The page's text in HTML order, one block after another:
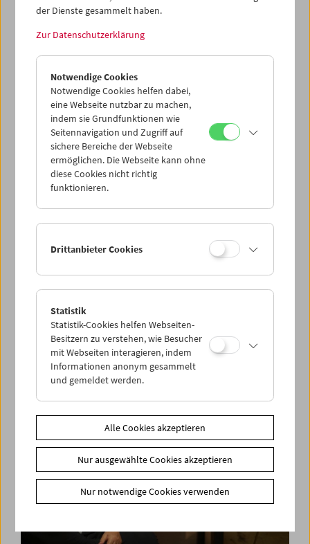
Works of Heart (1974–2022): Artist's Choice
Kino für die Kleinsten: Cinemini on Tour: Lass
uns tanzen!
der Dienste gesammelt haben.
Zur Datenschutzerklärung
Notwendige Cookies
Notwendige Cookies helfen dabei,
eine Webseite nutzbar zu machen,
indem sie Grundfunktionen wie
Seitennavigation und Zugriff auf
sichere Bereiche der Webseite
ermöglichen. Die Webseite kann ohne
diese Cookies nicht richtig
funktionieren.
Drittanbieter Cookies
Statistik
Statistik-Cookies helfen Webseiten-
Besitzern zu verstehen, wie Besucher
mit Webseiten interagieren, indem
Informationen anonym gesammelt
und gemeldet werden.
Alle Cookies akzeptieren
Nur ausgewählte Cookies akzeptieren
Nur notwendige Cookies verwenden